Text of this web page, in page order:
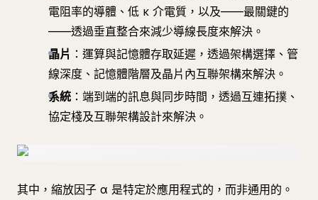
電阻率的導體、低 κ 介電質，以及——最關鍵的
——透過垂直整合來減少導線長度來解決。
晶片 ：運算與記憶體存取延遲，透過架構選擇、管
線深度、記憶體階層及晶片內互聯架構來解決。
系統 ：端到端的訊息與同步時間，透過互連拓撲、
協定棧及互聯架構設計來解決。
其中，縮放因子 α 是特定於應用程式的，而非通用的。